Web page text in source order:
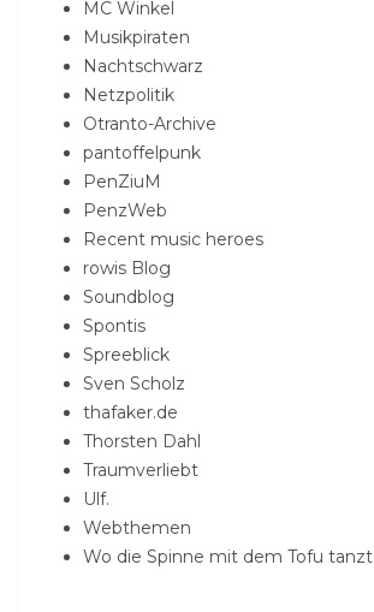
MC Winkel
Musikpiraten
Nachtschwarz
Netzpolitik
Otranto-Archive
pantoffelpunk
PenZiuM
PenzWeb
Recent music heroes
rowis Blog
Soundblog
Spontis
Spreeblick
Sven Scholz
thafaker.de
Thorsten Dahl
Traumverliebt
Ulf.
Webthemen
Wo die Spinne mit dem Tofu tanzt